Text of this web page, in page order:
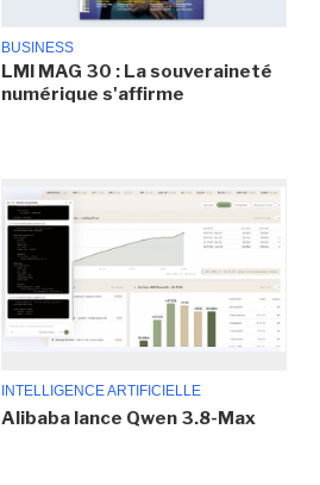
BUSINESS
LMI MAG 30 : La souveraineté
numérique s'affirme
INTELLIGENCE ARTIFICIELLE
Alibaba lance Qwen 3.8-Max